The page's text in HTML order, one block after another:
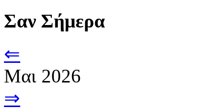
Σαν Σήμερα
⇐
Μαι 2026
⇒